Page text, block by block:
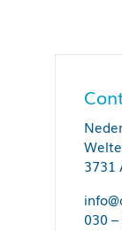
3731
030